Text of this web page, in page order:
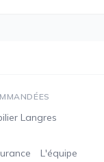
Langres
L'équipe